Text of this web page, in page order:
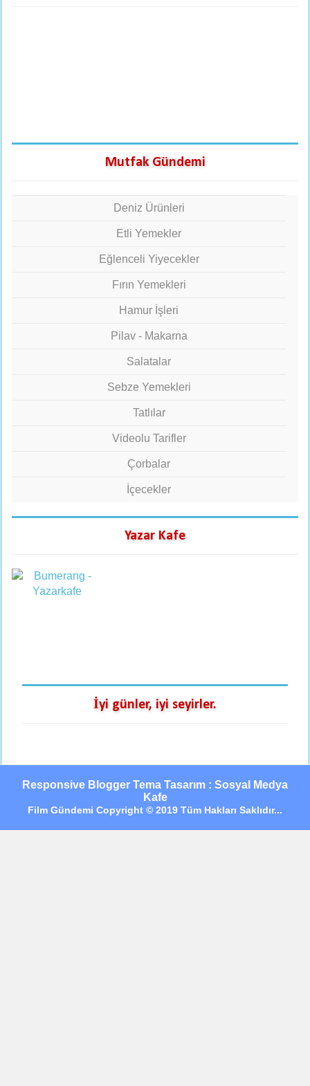
Mutfak Gündemi
Deniz Ürünleri
Etli Yemekler
Eğlenceli Yiyecekler
Fırın Yemekleri
Hamur İşleri
Pilav - Makarna
Salatalar
Sebze Yemekleri
Tatlılar
Videolu Tarifler
Çorbalar
İçecekler
Yazar Kafe
İyi günler, iyi seyirler.
Responsive Blogger Tema Tasarım : Sosyal Medya
Kafe
Film Gündemi Copyright © 2019 Tüm Hakları Saklıdır...